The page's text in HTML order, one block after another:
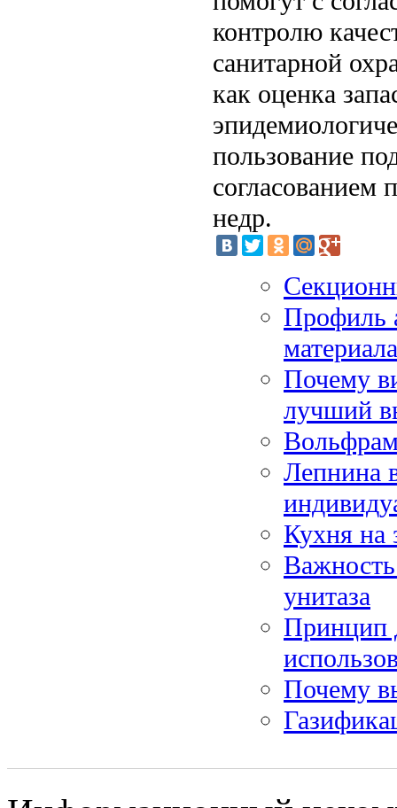
контролю
санитарной
как оценка
пользование
согласованием
недр.
Профиль
материала
Почему
лучший
Лепнина
Кухня на
Важность
унитаза
Принцип
Почему